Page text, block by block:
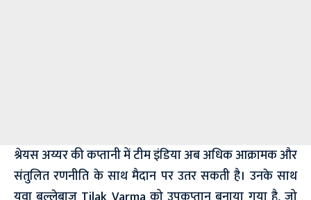
श्रेयस अय्यर की कप्तानी में टीम इंडिया अब अधिक आक्रामक और
संतुलित रणनीति के साथ मैदान पर उतर सकती है। उनके साथ